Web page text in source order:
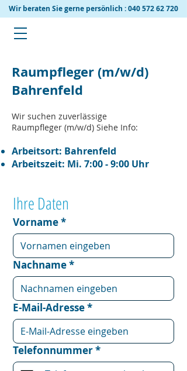
Wir beraten Sie gerne persönlich :040 572 62 720
Raumpfleger (m/w/d)
Bahrenfeld
Wir suchen zuverlässige
Raumpfleger (m/w/d) Siehe Info:
Arbeitsort: Bahrenfeld
Arbeitszeit: Mi. 7:00 - 9:00 Uhr
Ihre Daten
Vorname*
Nachname*
E-Mail-Adresse*
Telefonnummer*